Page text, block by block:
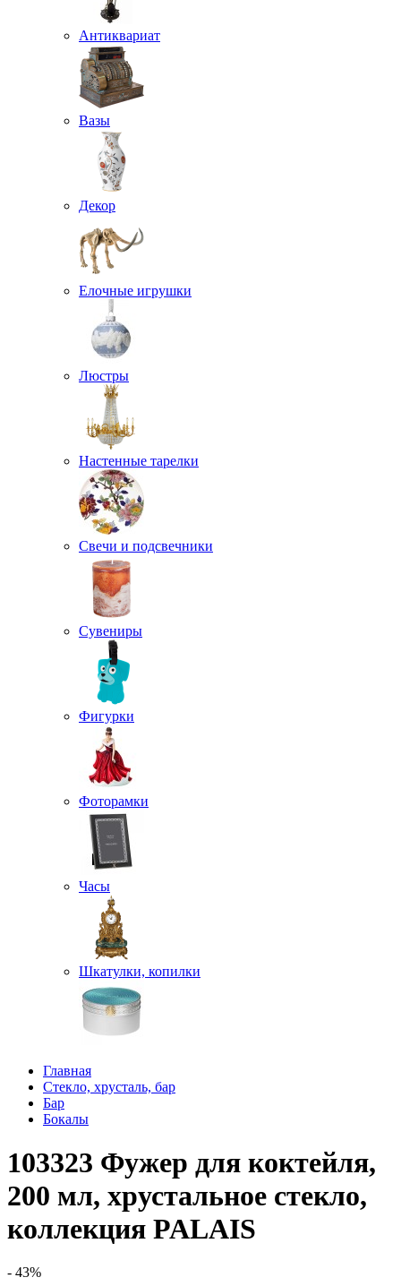
Антиквариат
Вазы
Декор
Елочные игрушки
Люстры
Настенные тарелки
Свечи и подсвечники
Сувениры
Фигурки
Фоторамки
Часы
Шкатулки, копилки
Главная
Стекло, хрусталь, бар
Бар
Бокалы
103323 Фужер для коктейля,
200 мл, хрустальное стекло,
коллекция PALAIS
- 43%